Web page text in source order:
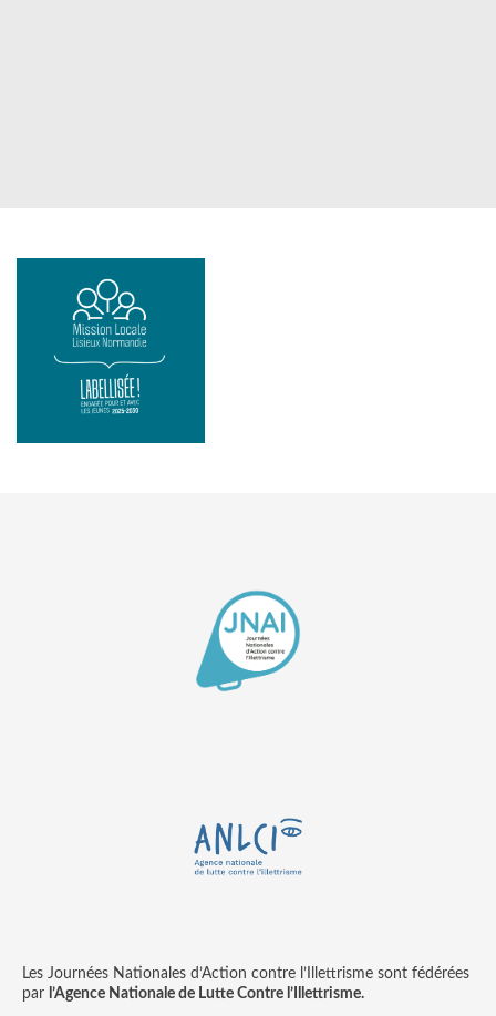
Les Journées Nationales d’Action contre l’Illettrisme sont fédérées
par l’Agence Nationale de Lutte Contre l’Illettrisme.